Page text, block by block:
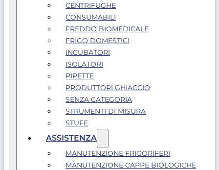
CENTRIFUGHE
CONSUMABILI
FREDDO BIOMEDICALE
FRIGO DOMESTICI
INCUBATORI
ISOLATORI
PIPETTE
PRODUTTORI GHIACCIO
SENZA CATEGORIA
STRUMENTI DI MISURA
STUFE
ASSISTENZA
MANUTENZIONE FRIGORIFERI
MANUTENZIONE CAPPE BIOLOGICHE